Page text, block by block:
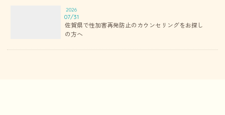
2026
07/31
佐賀県で性加害再発防止のカウンセリングをお探し
の方へ